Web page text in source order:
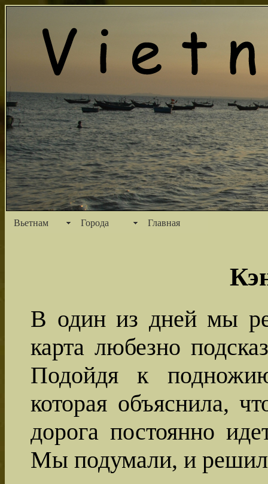
Вьетнам Города Главная
В один из дней мы
карта любезно
Подойдя к
которая объяснила,
дорога постоянно
Мы подумали, и